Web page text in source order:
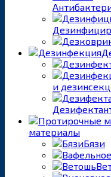
и
материалы
Бязи